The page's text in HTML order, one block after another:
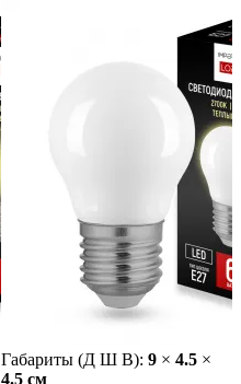
Габариты (Д Ш В): 9 × 4.5 ×
4.5 cм